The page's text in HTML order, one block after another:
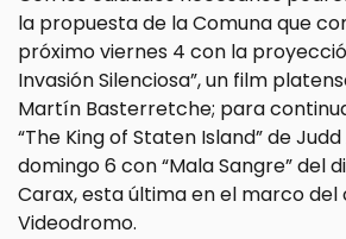
la propuesta de la Comuna que
próximo viernes 4 con la
Invasión Silenciosa”, un film
Martín Basterretche; para
“The King of Staten Island” de
domingo 6 con “Mala Sangre” del
Carax, esta última en el marco del
Videodromo.